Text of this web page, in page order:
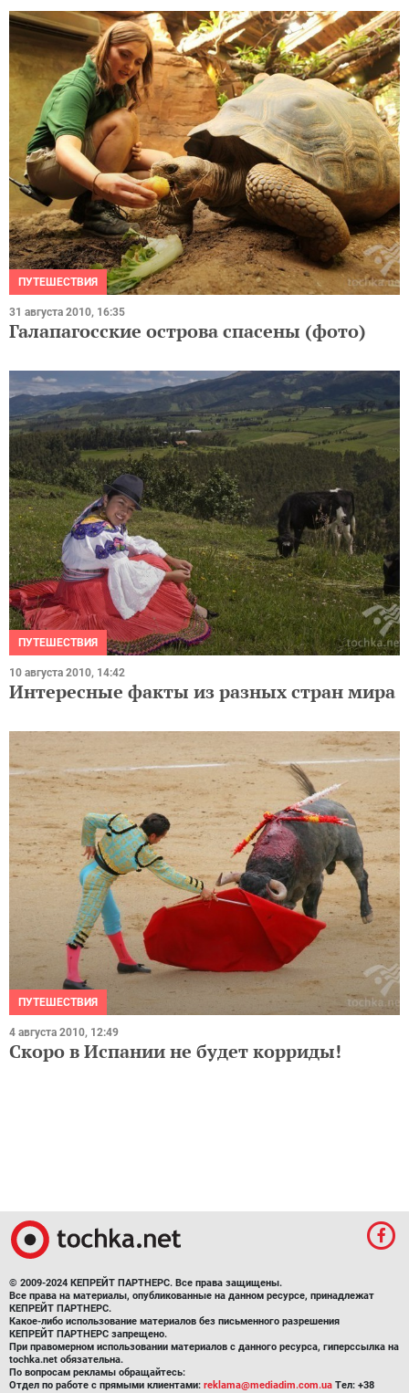
ПУТЕШЕСТВИЯ
31 августа 2010, 16:35
Галапагосские острова спасены (фото)
ПУТЕШЕСТВИЯ
10 августа 2010, 14:42
Интересные факты из разных стран мира
ПУТЕШЕСТВИЯ
4 августа 2010, 12:49
Скоро в Испании не будет корриды!
© 2009-2024 КЕПРЕЙТ ПАРТНЕРС. Все права защищены.
Все права на материалы, опубликованные на данном ресурсе, принадлежат
КЕПРЕЙТ ПАРТНЕРС.
Какое-либо использование материалов без письменного разрешения
КЕПРЕЙТ ПАРТНЕРС запрещено.
При правомерном использовании материалов с данного ресурса, гиперссылка на
tochka.net обязательна.
По вопросам рекламы обращайтесь:
Отдел по работе с прямыми клиентами: reklama@mediadim.com.ua Тел: +38